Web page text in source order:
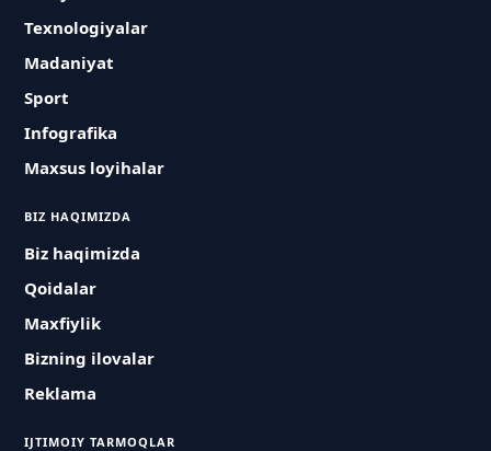
Texnologiyalar
Madaniyat
Sport
Infografika
Maxsus loyihalar
BIZ HAQIMIZDA
Biz haqimizda
Qoidalar
Maxfiylik
Bizning ilovalar
Reklama
IJTIMOIY TARMOQLAR